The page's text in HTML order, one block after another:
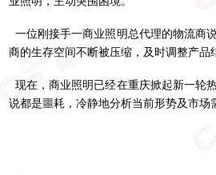
一位刚接手一商业照明总代理的物流商
商的生存空间不断被压缩，及时调整产品
现在，商业照明已经在重庆掀起新一轮
说都是噩耗，冷静地分析当前形势及市场